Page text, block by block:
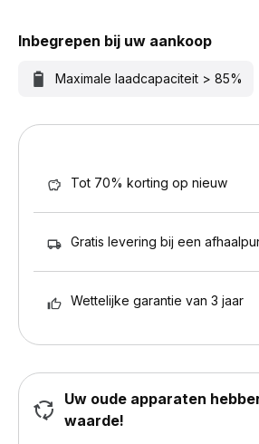
Inbegrepen bij uw aankoop
Maximale laadcapaciteit > 85%
Tot 70% korting op nieuw
Gratis levering bij een
Wettelijke garantie van 3 jaar
Uw oude apparaten
waarde!